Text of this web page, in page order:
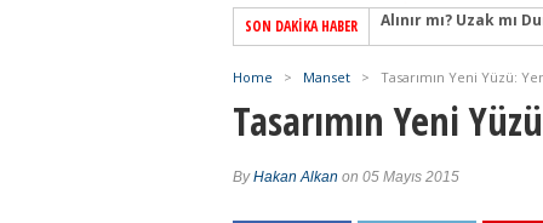
SON DAKIKA HABER
Alpine A290 GTS:
Mercedes-Benz
Keskin Hatlar, GR
Geleceğin Kompakt
Home > Manset > Tasarımın Yeni Yüzü:
Tasarımın Yeni
ByHakan Alkan on 05 Mayıs 2015